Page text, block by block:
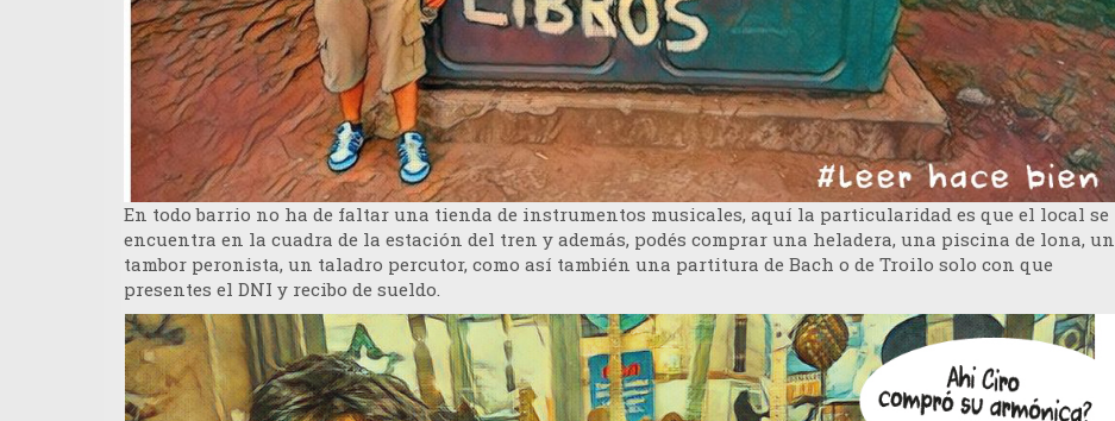
En todo barrio no ha de faltar una tienda de instrumentos musicales, aquí la particularidad es que el local se
encuentra en la cuadra de la estación del tren y además, podés comprar una heladera, una piscina de lona, un
tambor peronista, un taladro percutor, como así también una partitura de Bach o de Troilo solo con que
presentes el DNI y recibo de sueldo.